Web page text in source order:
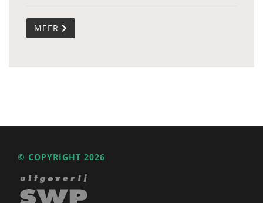
MEER
© COPYRIGHT 2026